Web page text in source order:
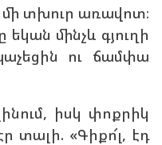
տխուր առավոտ։
մինչև գյուղի
ու ճամփա
իսկ փոքրիկ
տալի. «Գիքո՜լ, էդ